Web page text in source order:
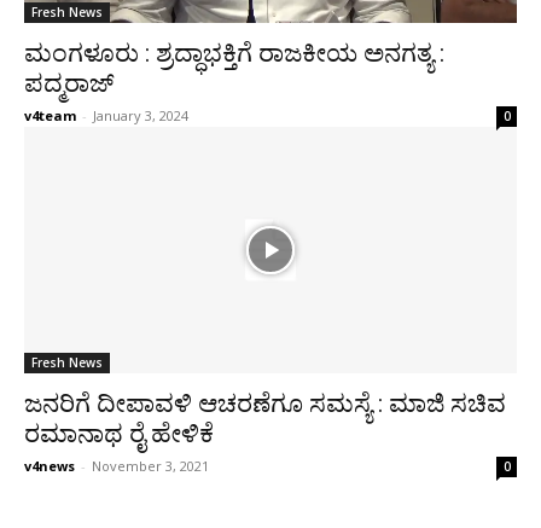
Fresh News
ಮಂಗಳೂರು : ಶ್ರದ್ಧಾಭಕ್ತಿಗೆ ರಾಜಕೀಯ ಅನಗತ್ಯ :
ಪದ್ಮರಾಜ್
v4team - January 3, 2024 0
Fresh News
ಜನರಿಗೆ ದೀಪಾವಳಿ ಆಚರಣೆಗೂ ಸಮಸ್ಯೆ : ಮಾಜಿ ಸಚಿವ
ರಮಾನಾಥ ರೈ ಹೇಳಿಕೆ
v4news - November 3, 2021 0